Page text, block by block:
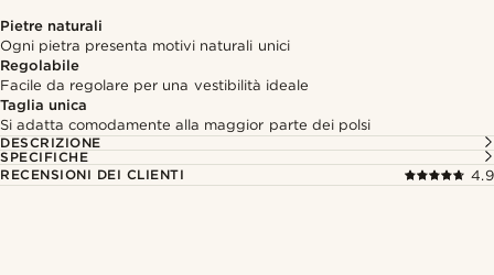
Pietre naturali
Ogni pietra presenta motivi naturali unici
Regolabile
Facile da regolare per una vestibilità ideale
Taglia unica
Si adatta comodamente alla maggior parte dei polsi
DESCRIZIONE
SPECIFICHE
RECENSIONI DEI CLIENTI
4.9